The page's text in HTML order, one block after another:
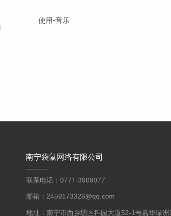
使用-音乐
南宁袋鼠网络有限公司
联系电话：0771-3909077
邮箱：2459173326@qq.com
地址：南宁市西乡塘区科园大道52-1号嘉华绿